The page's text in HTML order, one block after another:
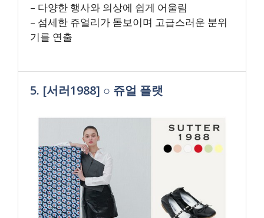
– 다양한 행사와 의상에 쉽게 어울림
– 섬세한 쥬얼리가 돋보이며 고급스러운 분위
기를 연출
5. [서러1988] ○ 쥬얼 플랫